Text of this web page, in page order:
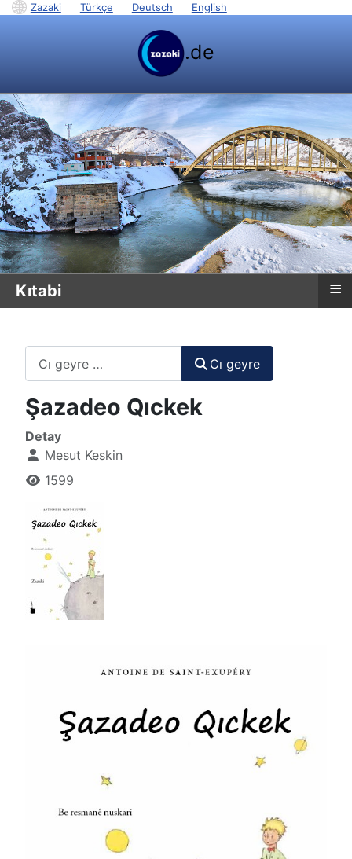
Zazaki Türkçe Deutsch English
.de
Kıtabi ≡
Cı geyre
Şazadeo Qıckek
Detay
Mesut Keskin
1599